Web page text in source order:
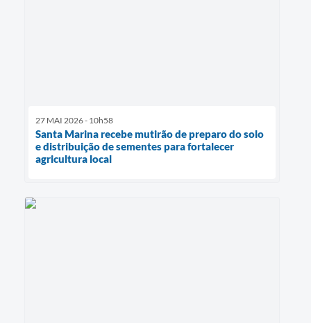
27 MAI 2026 - 10h58
Santa Marina recebe mutirão de preparo do solo
e distribuição de sementes para fortalecer
agricultura local